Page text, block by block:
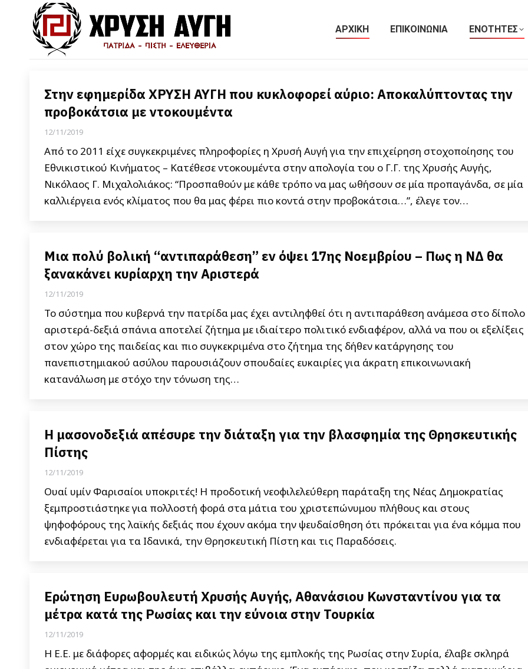
ΑΡΧΙΚΗ ΕΠΙΚΟΙΝΩΝΙΑ ΕΝΟΤΗΤΕΣ
Στην εφημερίδα ΧΡΥΣΗ ΑΥΓΗ που κυκλοφορεί αύριο: Αποκαλύπτοντας την
προβοκάτσια με ντοκουμέντα
12/11/2019
Από το 2011 είχε συγκεκριμένες πληροφορίες η Χρυσή Αυγή για την επιχείρηση στοχοποίησης του
Εθνικιστικού Κινήματος – Κατέθεσε ντοκουμέντα στην απολογία του ο Γ.Γ. της Χρυσής Αυγής,
Νικόλαος Γ. Μιχαλολιάκος: “Προσπαθούν με κάθε τρόπο να μας ωθήσουν σε μία προπαγάνδα, σε μία
καλλιέργεια ενός κλίματος που θα μας φέρει πιο κοντά στην προβοκάτσια…”, έλεγε τον…
Μια πολύ βολική “αντιπαράθεση” εν όψει 17ης Νοεμβρίου – Πως η ΝΔ θα
ξανακάνει κυρίαρχη την Αριστερά
12/11/2019
Το σύστημα που κυβερνά την πατρίδα μας έχει αντιληφθεί ότι η αντιπαράθεση ανάμεσα στο δίπολο
αριστερά-δεξιά σπάνια αποτελεί ζήτημα με ιδιαίτερο πολιτικό ενδιαφέρον, αλλά να που οι εξελίξεις
στον χώρο της παιδείας και πιο συγκεκριμένα στο ζήτημα της δήθεν κατάργησης του
πανεπιστημιακού ασύλου παρουσιάζουν σπουδαίες ευκαιρίες για άκρατη επικοινωνιακή
κατανάλωση με στόχο την τόνωση της…
Η μασονοδεξιά απέσυρε την διάταξη για την βλασφημία της Θρησκευτικής
Πίστης
12/11/2019
Ουαί υμίν Φαρισαίοι υποκριτές! Η προδοτική νεοφιλελεύθερη παράταξη της Νέας Δημοκρατίας
ξεμπροστιάστηκε για πολλοστή φορά στα μάτια του χριστεπώνυμου πλήθους και στους
ψηφοφόρους της λαϊκής δεξιάς που έχουν ακόμα την ψευδαίσθηση ότι πρόκειται για ένα κόμμα που
ενδιαφέρεται για τα Ιδανικά, την Θρησκευτική Πίστη και τις Παραδόσεις.
Ερώτηση Ευρωβουλευτή Χρυσής Αυγής, Αθανάσιου Κωνσταντίνου για τα
μέτρα κατά της Ρωσίας και την εύνοια στην Τουρκία
12/11/2019
Η Ε.Ε. με διάφορες αφορμές και ειδικώς λόγω της εμπλοκής της Ρωσίας στην Συρία, έλαβε σκληρά